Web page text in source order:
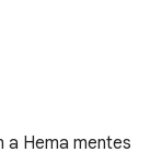
a Hema mentes